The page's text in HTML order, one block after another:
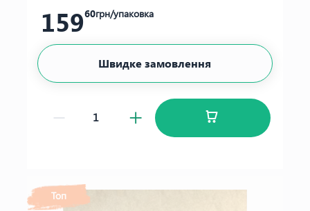
15960грн/упаковка
Швидке замовлення
Топ